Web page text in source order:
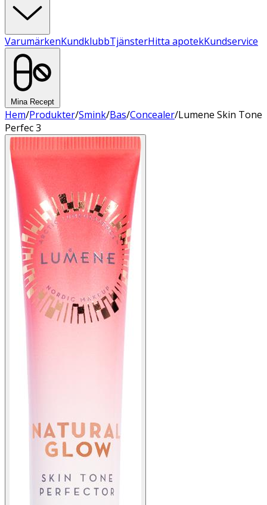
VarumärkenKundklubbTjänsterHitta apotekKundservice
Mina Recept
Hem/Produkter/Smink/Bas/Concealer/Lumene Skin Tone
Perfec 3